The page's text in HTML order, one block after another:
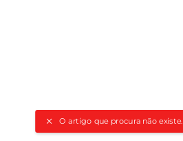
O artigo que procura não existe.